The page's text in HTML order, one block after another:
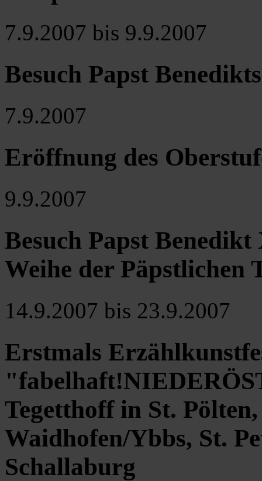
7.9.2007 bis 9.9.2007
Besuch Papst
7.9.2007
Eröffnung des
9.9.2007
Besuch Papst
Weihe der Päpstlichen
14.9.2007 bis 23.9.2007
Erstmals
Tegetthoff in St.
Waidhofen/Ybbs, St.
Schallaburg